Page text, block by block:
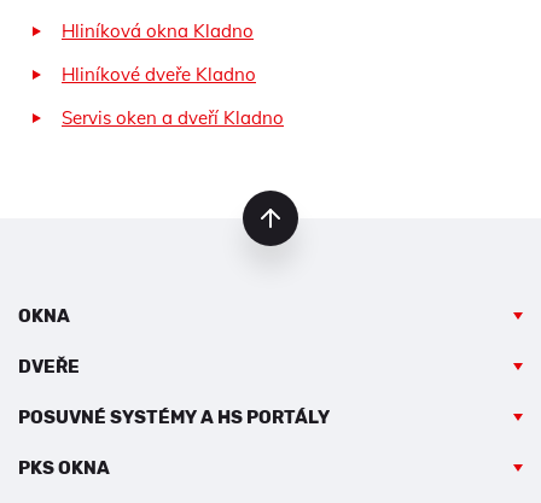
Hliníková okna Kladno
Hliníkové dveře Kladno
Servis oken a dveří Kladno
OKNA
DVEŘE
POSUVNÉ SYSTÉMY A HS PORTÁLY
PKS OKNA